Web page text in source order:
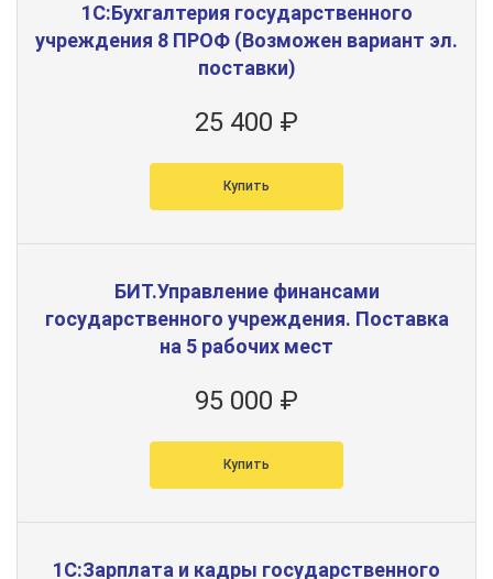
1С:Бухгалтерия государственного
учреждения 8 ПРОФ (Возможен вариант эл.
поставки)
25 400 ₽
Купить
БИТ.Управление финансами
государственного учреждения. Поставка
на 5 рабочих мест
95 000 ₽
Купить
1С:Зарплата и кадры государственного